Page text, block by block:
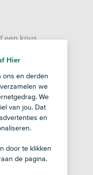
een knus
creëer je
Klinkt goed
het werk
van je tuin te
ter plekke een
natuur, terwijl je
Hier
ons en derden
we
We
van jou. Dat
en
door te klikken
de pagina.